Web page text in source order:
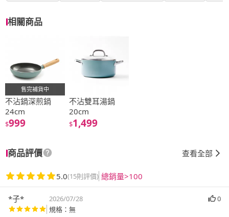
相關商品
不沾鍋深煎鍋
24cm
$999
售完補貨中
不沾雙耳湯鍋
20cm
$1,499
商品評價 查看全部
5.0(15則評價) 總銷量>100
*子* 2026/07/28
0
規格：無